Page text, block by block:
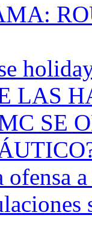
LAS
SE
a